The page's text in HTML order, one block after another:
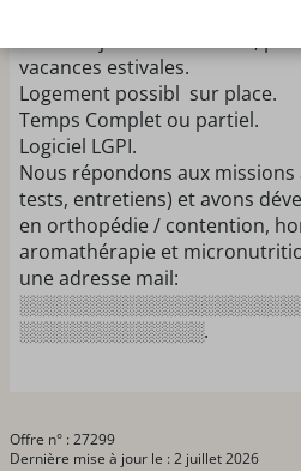
vacances estivales.
Logement possibl sur place.
Temps Complet ou partiel.
Logiciel LGPI.
Nous répondons aux
tests, entretiens) et avons
en orthopédie / contention,
aromathérapie et
une adresse mail:
░░░░░░░░░░░░░░.
Offre n° : 27299
Dernière mise à jour le : 2 juillet 2026